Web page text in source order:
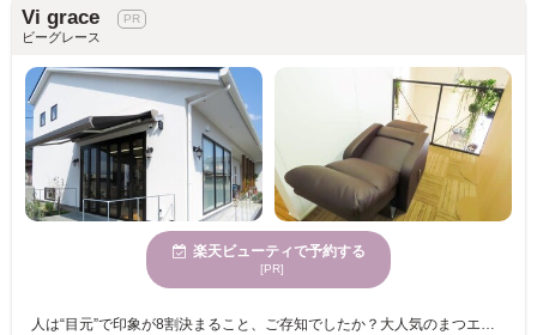
Vi grace
ビーグレース
楽天ビューティで予約する
[PR]
人は“目元”で印象が8割決まること、ご存知でしたか？大人気のまつエク＆美眉スタイリングで目元をトータルコーディネートしてくれます♪ Vigraceオリジナルの施術で持ちの良さも抜群です☆経験豊富なスタッフの丁寧カウンセリング＆高技術であなたのなりたい理想の目元へ！ノーメイクでも美しい！まつエク初心者もまつエク上級者も是非体感してほしい☆信頼の美容室併設サロンです！ まつエクで理想の目元を手に入れてハッピーな毎日に♪朝のお化粧時間も短縮できるので、忙しい女性にも嬉しい☆ 落ち着いた上質空間のなかで、周りの目を気にせずゆったりと施術が受けられる『Vi grace』へ、ぜひ一度足を運んでみてください♪